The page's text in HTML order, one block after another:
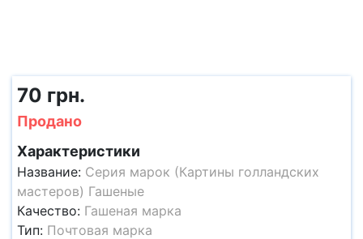
70 грн.
Продано
Характеристики
Название: Серия марок (Картины голландских
мастеров) Гашеные
Качество: Гашеная марка
Тип: Почтовая марка